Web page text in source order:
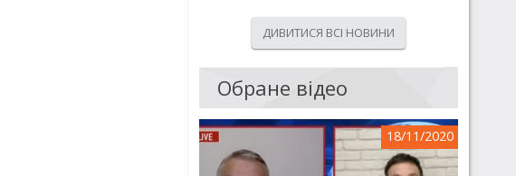
ДИВИТИСЯ ВСІ НОВИНИ
Обране відео
18/11/2020